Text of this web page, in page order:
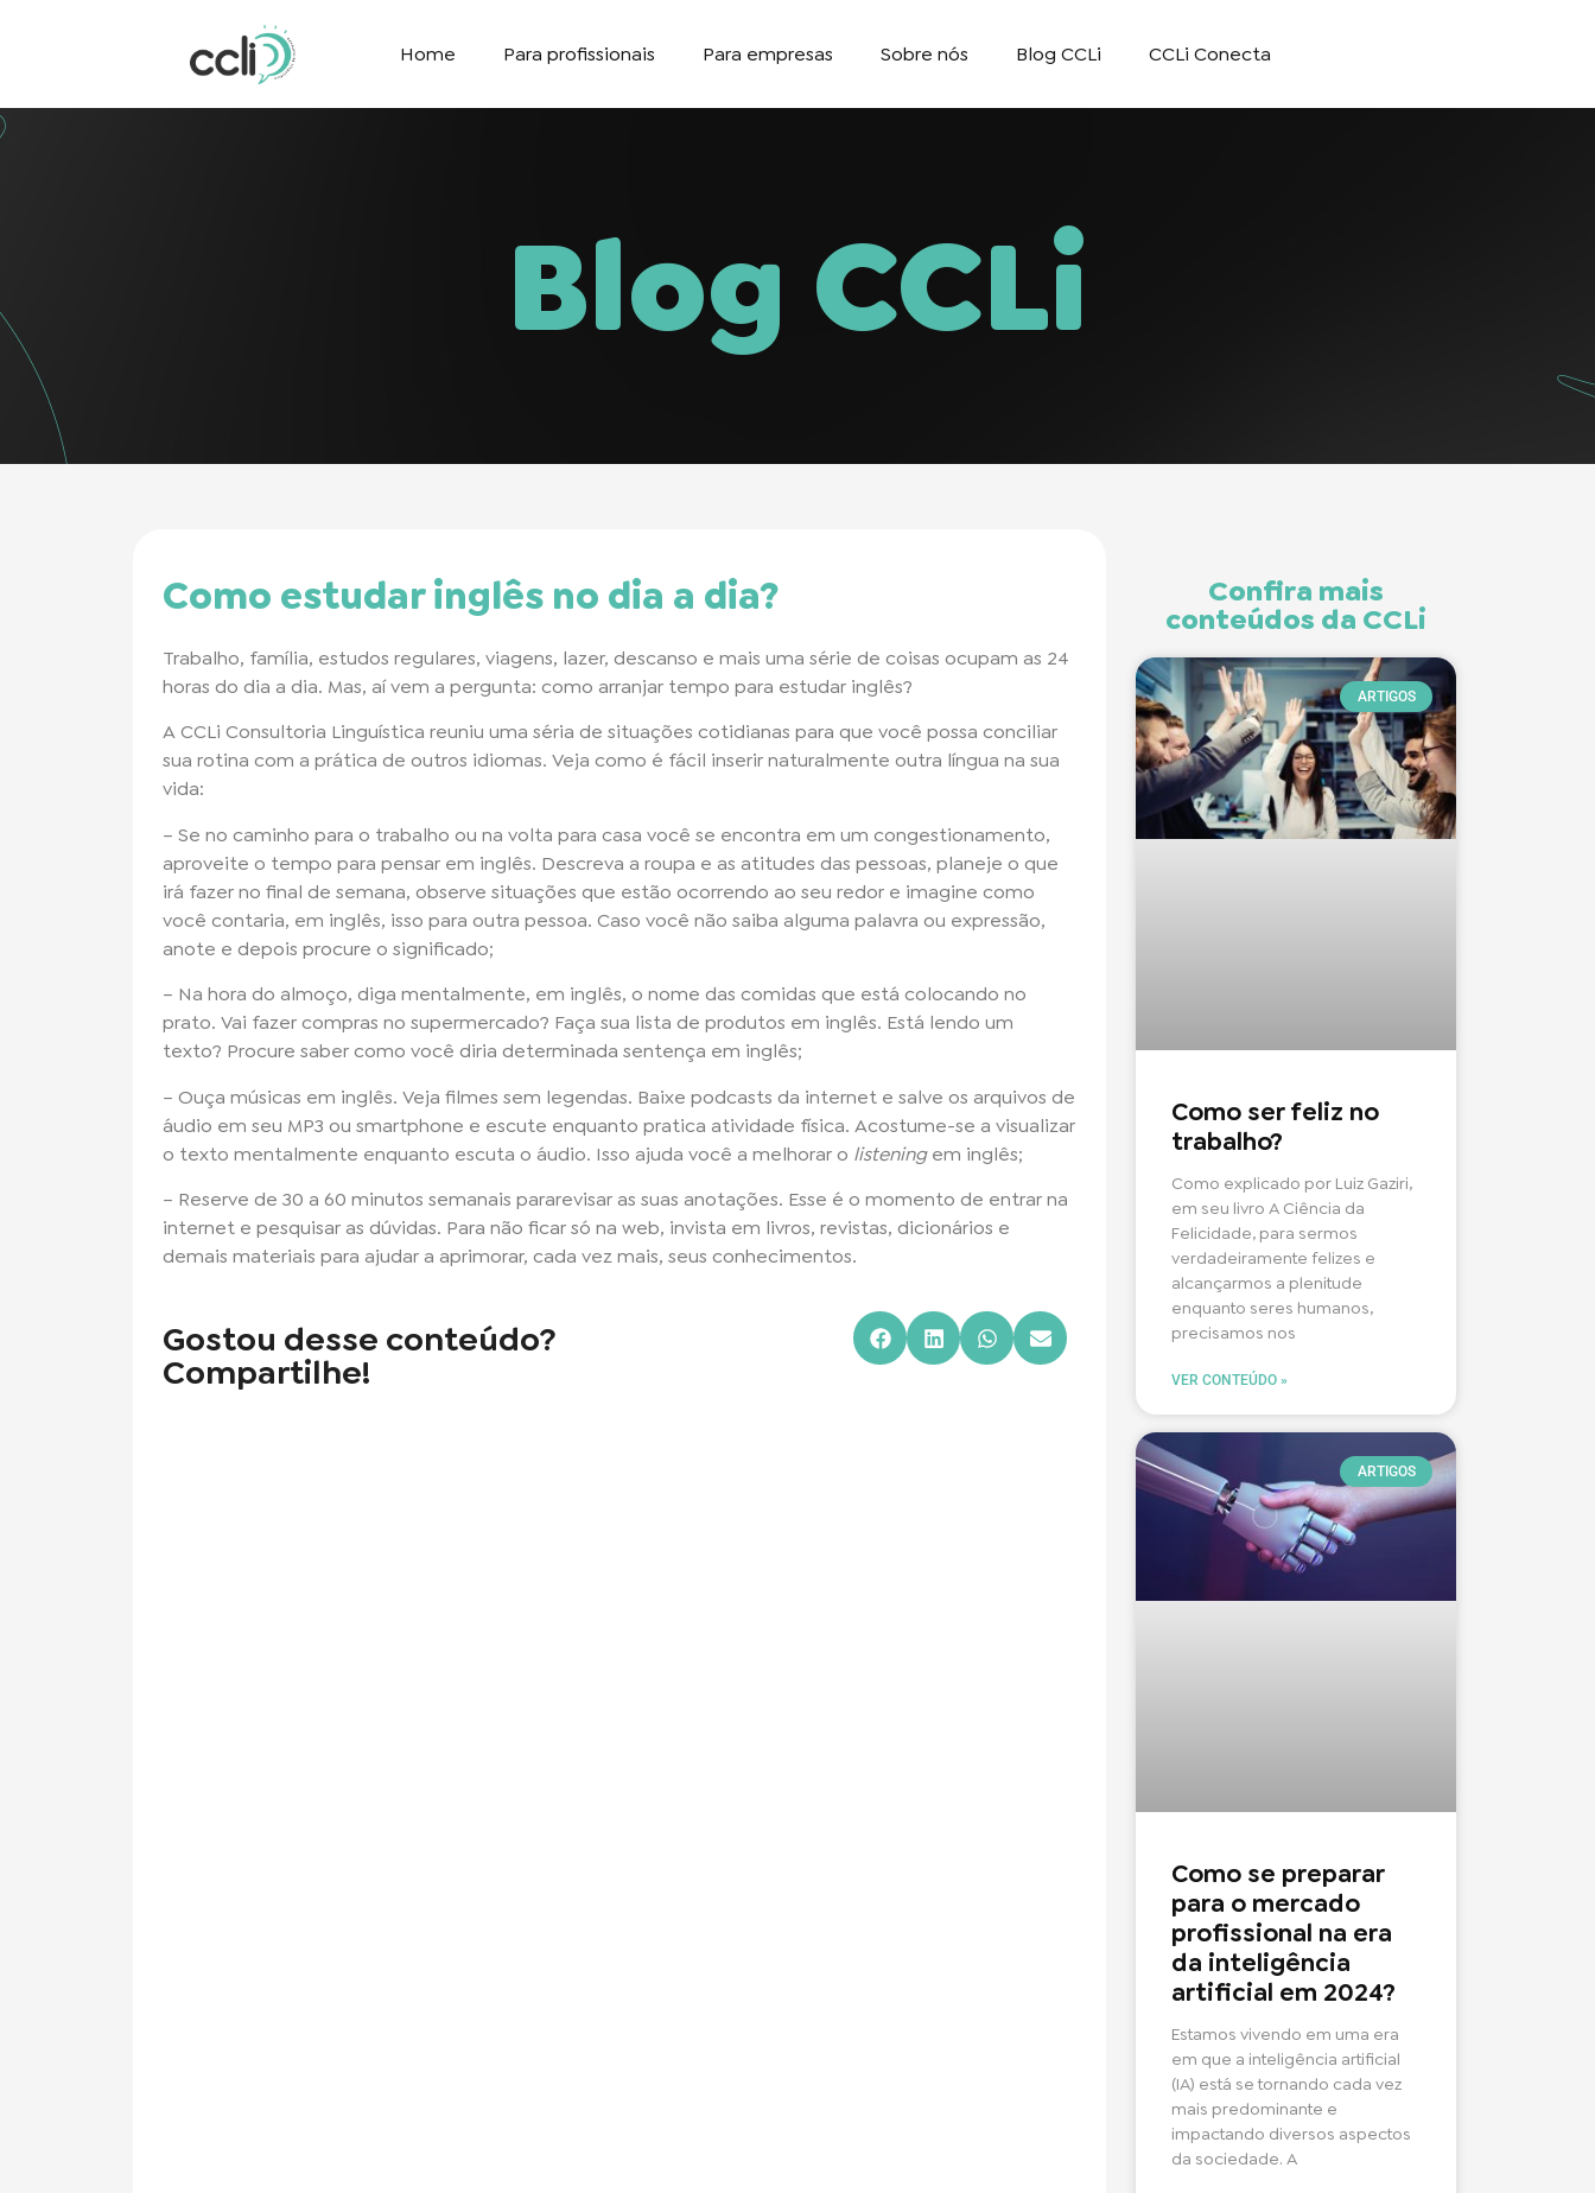
Home Para profissionais Para empresas Sobre nós Blog CCLi CCLi Conecta
Blog CCLi
Como estudar inglês no dia a dia?
Trabalho, família, estudos regulares, viagens, lazer, descanso e mais uma série de coisas ocupam as 24
horas do dia a dia. Mas, aí vem a pergunta: como arranjar tempo para estudar inglês?
A CCLi Consultoria Linguística reuniu uma séria de situações cotidianas para que você possa conciliar
sua rotina com a prática de outros idiomas. Veja como é fácil inserir naturalmente outra língua na sua
vida:
– Se no caminho para o trabalho ou na volta para casa você se encontra em um congestionamento,
aproveite o tempo para pensar em inglês. Descreva a roupa e as atitudes das pessoas, planeje o que
irá fazer no final de semana, observe situações que estão ocorrendo ao seu redor e imagine como
você contaria, em inglês, isso para outra pessoa. Caso você não saiba alguma palavra ou expressão,
anote e depois procure o significado;
– Na hora do almoço, diga mentalmente, em inglês, o nome das comidas que está colocando no
prato. Vai fazer compras no supermercado? Faça sua lista de produtos em inglês. Está lendo um
texto? Procure saber como você diria determinada sentença em inglês;
– Ouça músicas em inglês. Veja filmes sem legendas. Baixe podcasts da internet e salve os arquivos de
áudio em seu MP3 ou smartphone e escute enquanto pratica atividade física. Acostume-se a visualizar
o texto mentalmente enquanto escuta o áudio. Isso ajuda você a melhorar o listeningem inglês;
– Reserve de 30 a 60 minutos semanais pararevisar as suas anotações. Esse é o momento de entrar na
internet e pesquisar as dúvidas. Para não ficar só na web, invista em livros, revistas, dicionários e
demais materiais para ajudar a aprimorar, cada vez mais, seus conhecimentos.
Gostou desse conteúdo?
Compartilhe!
Confira mais
conteúdos da CCLi
ARTIGOS
Como ser feliz no
trabalho?
Como explicado por Luiz Gaziri,
em seu livro A Ciência da
Felicidade, para sermos
verdadeiramente felizes e
alcançarmos a plenitude
enquanto seres humanos,
precisamos nos
VER CONTEÚDO »
ARTIGOS
Como se preparar
para o mercado
profissional na era
da inteligência
artificial em 2024?
Estamos vivendo em uma era
em que a inteligência artificial
(IA) está se tornando cada vez
mais predominante e
impactando diversos aspectos
da sociedade. A